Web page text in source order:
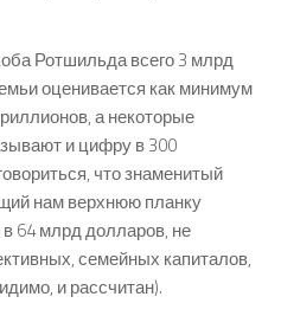
Ротшильда всего 3 млрд
оценивается как минимум
а некоторые
и цифру в 300
что знаменитый
нам верхнюю планку
64 млрд долларов, не
семейных капиталов,
и рассчитан).